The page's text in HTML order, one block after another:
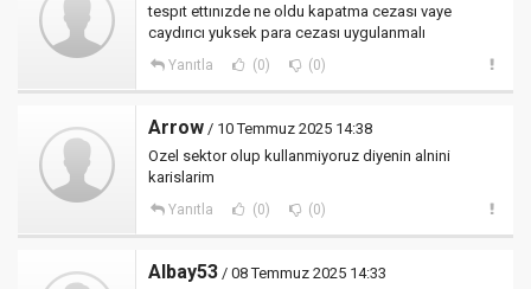
tespıt ettınızde ne oldu kapatma cezası vaye
caydırıcı yuksek para cezası uygulanmalı
Yanıtla (0) (0)
Arrow / 10 Temmuz 2025 14:38
Ozel sektor olup kullanmiyoruz diyenin alnini
karislarim
Yanıtla (0) (0)
Albay53 / 08 Temmuz 2025 14:33